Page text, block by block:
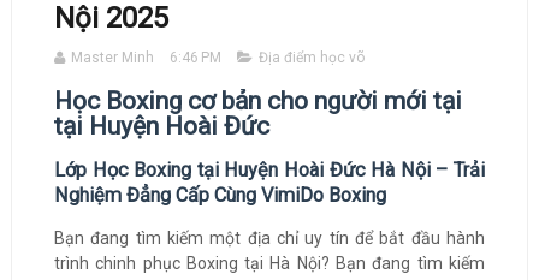
Nội 2025
Master Minh 6:46 PM Địa điểm học võ
Học Boxing cơ bản cho người mới tại
tại Huyện Hoài Đức
Lớp Học Boxing tại Huyện Hoài Đức Hà Nội – Trải
Nghiệm Đẳng Cấp Cùng VimiDo Boxing
Bạn đang tìm kiếm một địa chỉ uy tín để bắt đầu hành
trình chinh phục Boxing tại Hà Nội? Bạn đang tìm kiếm